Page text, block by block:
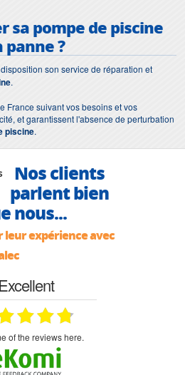
sapompe de piscine
?
son service de réparation et
.
France suivant vos besoins et vos
et garantissent l'absence de perturbation
piscine.
Nos clients
parlent bien
nous...
leur expérience avec
Excellent
of the reviews here.